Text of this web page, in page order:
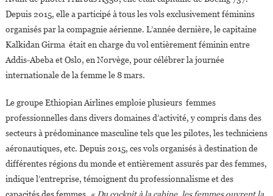
Depuis 2015, elle a participé à tous les vols exclusivement féminins
organisés par la compagnie aérienne. L’année dernière, le capitaine
Kalkidan Girma était en charge du vol entièrement féminin entre
Addis-Abeba et Oslo, en Norvège, pour célébrer la journée
internationale de la femme le 8 mars.
Le groupe Ethiopian Airlines emploie plusieurs femmes
professionnelles dans divers domaines d’activité, y compris dans des
secteurs à prédominance masculine tels que les pilotes, les techniciens
aéronautiques, etc. Depuis 2015, ces vols organisés à destination de
différentes régions du monde et entièrement assurés par des femmes,
indique l’entreprise, témoignent du professionnalisme et des